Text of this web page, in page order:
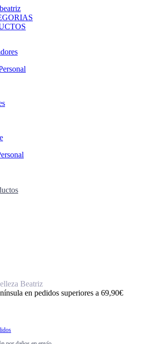
Beatriz
en pedidos superiores a 69,90€